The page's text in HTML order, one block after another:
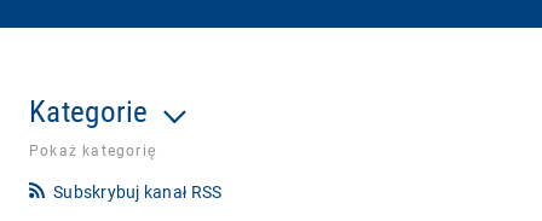
Kategorie
Pokaż kategorię
Subskrybuj kanał RSS